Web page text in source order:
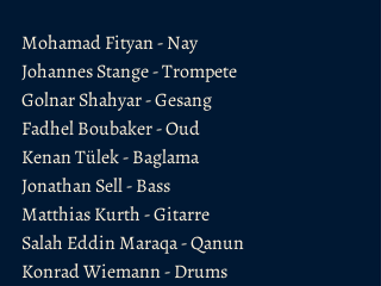
Mohamad Fityan - Nay
Johannes Stange - Trompete
Golnar Shahyar - Gesang
Fadhel Boubaker - Oud
Kenan Tülek - Baglama
Jonathan Sell - Bass
Matthias Kurth - Gitarre
Salah Eddin Maraqa - Qanun
Konrad Wiemann - Drums